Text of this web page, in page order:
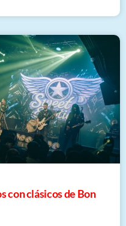
con clásicos de Bon